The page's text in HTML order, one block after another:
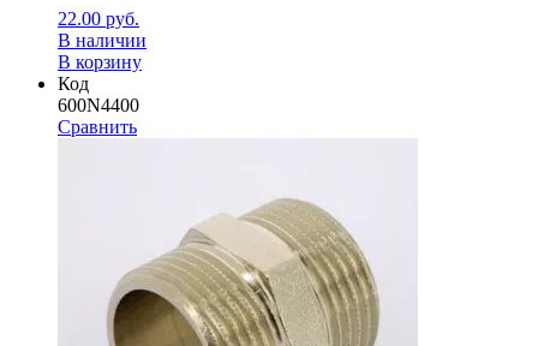
22.00 руб.
В наличии
В корзину
Код
600N4400
Сравнить